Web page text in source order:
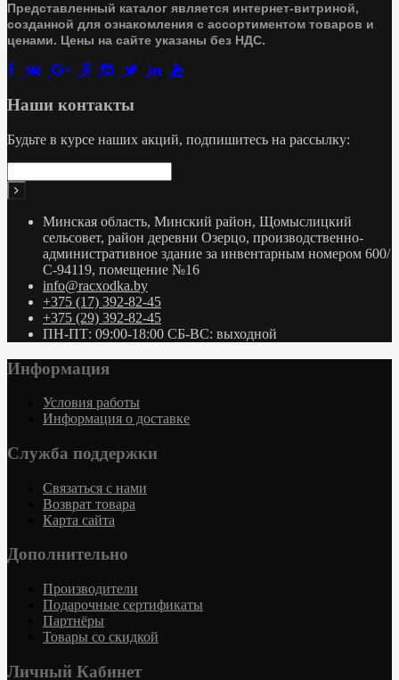
Представленный каталог является интернет-витриной,
созданной для ознакомления с ассортиментом товаров и
ценами. Цены на сайте указаны без НДС.
Наши контакты
Будьте в курсе наших акций, подпишитесь на рассылку:
Минская область, Минский район, Щомыслицкий
сельсовет, район деревни Озерцо, производственно-
административное здание за инвентарным номером 600/
С-94119, помещение №16
info@racxodka.by
+375 (17) 392-82-45
+375 (29) 392-82-45
ПН-ПТ: 09:00-18:00 СБ-ВС: выходной
Информация
Условия работы
Информация о доставке
Служба поддержки
Связаться с нами
Возврат товара
Карта сайта
Дополнительно
Производители
Подарочные сертификаты
Партнёры
Товары со скидкой
Личный Кабинет